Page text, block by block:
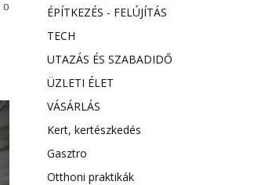
0
ÉPÍTKEZÉS - FELÚJÍTÁS
TECH
UTAZÁS ÉS SZABADIDŐ
ÜZLETI ÉLET
VÁSÁRLÁS
Kert, kertészkedés
Gasztro
Otthoni praktikák